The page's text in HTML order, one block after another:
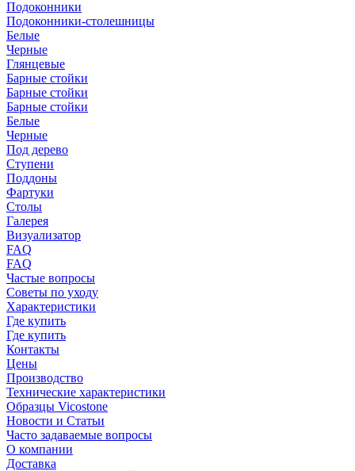
Подоконники
Подоконники-столешницы
Белые
Черные
Глянцевые
Барные стойки
Барные стойки
Барные стойки
Белые
Черные
Под дерево
Ступени
Поддоны
Фартуки
Столы
Галерея
Визуализатор
FAQ
FAQ
Частые вопросы
Советы по уходу
Характеристики
Где купить
Где купить
Контакты
Цены
Производство
Технические характеристики
Образцы Vicostone
Новости и Статьи
Часто задаваемые вопросы
О компании
Доставка